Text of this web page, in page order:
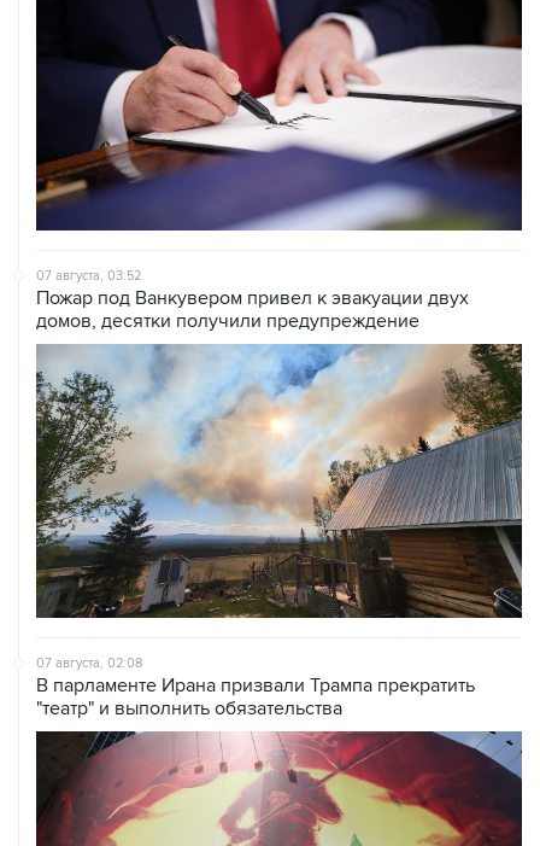
07 августа, 03:52
Пожар под Ванкувером привел к эвакуации двух
домов, десятки получили предупреждение
07 августа, 02:08
В парламенте Ирана призвали Трампа прекратить
"театр" и выполнить обязательства